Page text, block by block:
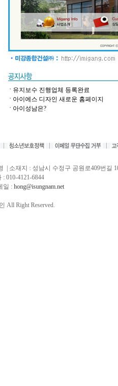
유지보수 진행업체 등록완료
아이에스 디자인 새로운 홈페이지
아이성남은?
| 소재지 : 성남시 수정구 공원로409번길
: 010-4121-6844
일 : hong@isungnam.net
All Right Reserved.